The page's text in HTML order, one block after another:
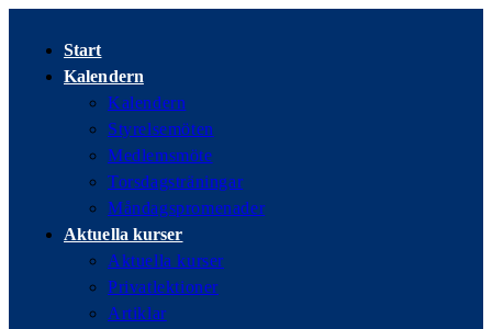
innehållet
Start
Kalendern
Kalendern
Styrelsemöten
Medlemsmöte
Torsdagsträningar
Måndagspromenader
Aktuella kurser
Aktuella kurser
Privatlektioner
Artiklar